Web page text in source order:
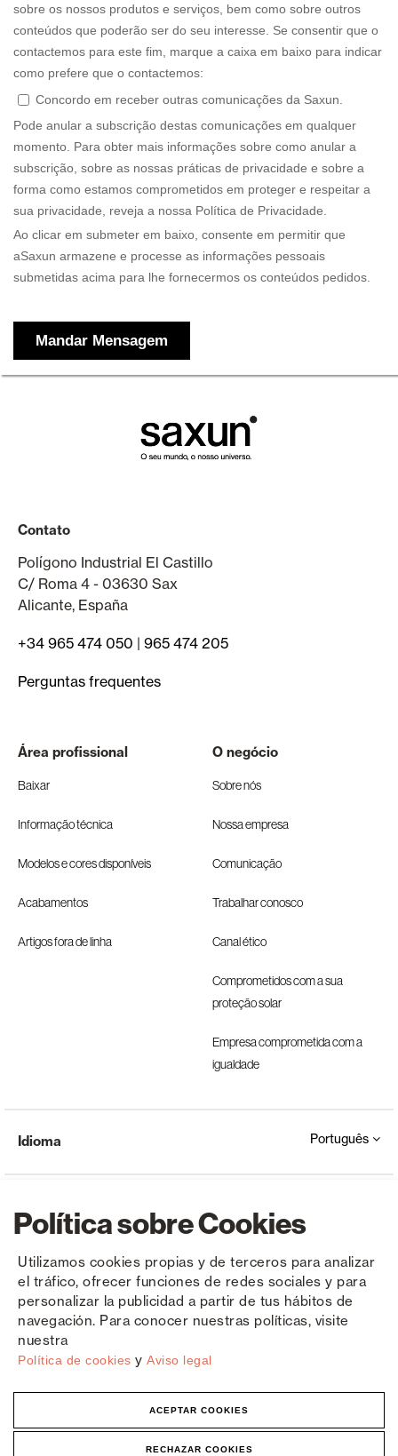
Política sobre Cookies
Utilizamos cookies propias y de terceros para analizar
el tráfico, ofrecer funciones de redes sociales y para
personalizar la publicidad a partir de tus hábitos de
navegación. Para conocer nuestras políticas, visite
nuestra
Política de cookies y Aviso legal
ACEPTAR COOKIES
RECHAZAR COOKIES
Contato
Polígono Industrial El Castillo
C/ Roma 4 - 03630 Sax
Alicante, España
+34 965 474 050 | 965 474 205
Perguntas frequentes
Área profissional
Baixar
Informação técnica
Modelos e cores disponíveis
Acabamentos
Artigos fora de linha
O negócio
Sobre nós
Nossa empresa
Comunicação
Trabalhar conosco
Canal ético
Comprometidos com a sua
proteção solar
Empresa comprometida com a
igualdade
Copyright © Saxun 2023 - 2026 Política de privacidade Aviso Legal Cookies
Idioma Português